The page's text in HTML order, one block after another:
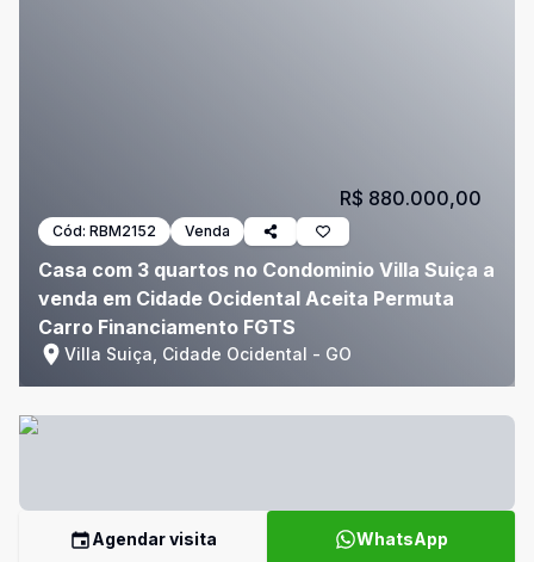
Cód: RBM2152 Venda
Casa com 3 quartos no Condominio Villa Suiça a
venda em Cidade Ocidental Aceita Permuta
Carro Financiamento FGTS
Villa Suiça, Cidade Ocidental - GO
R$ 880.000,00
Agendar visita WhatsApp